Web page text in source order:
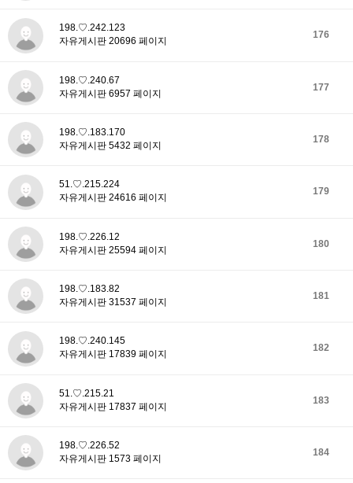
176
198.♡.242.123
자유게시판 20696 페이지
177
198.♡.240.67
자유게시판 6957 페이지
178
198.♡.183.170
자유게시판 5432 페이지
179
51.♡.215.224
자유게시판 24616 페이지
180
198.♡.226.12
자유게시판 25594 페이지
181
198.♡.183.82
자유게시판 31537 페이지
182
198.♡.240.145
자유게시판 17839 페이지
183
51.♡.215.21
자유게시판 17837 페이지
184
198.♡.226.52
자유게시판 1573 페이지